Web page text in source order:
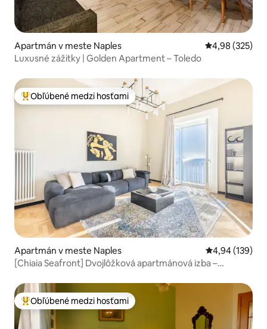
Apartmán v meste Naples Priemerné
4,98 (325)
Luxusné zážitky | Golden Apartment – Toledo
Najobľúbenejšie medzi hosťami
Obľúbené medzi hosťami
Apartmán v meste Naples Priemerné
4,94 (139)
[Chiaia Seafront] Dvojlôžková apartmánová izba –
Najobľúbenejšie medzi hosťami
Obľúbené medzi hosťami